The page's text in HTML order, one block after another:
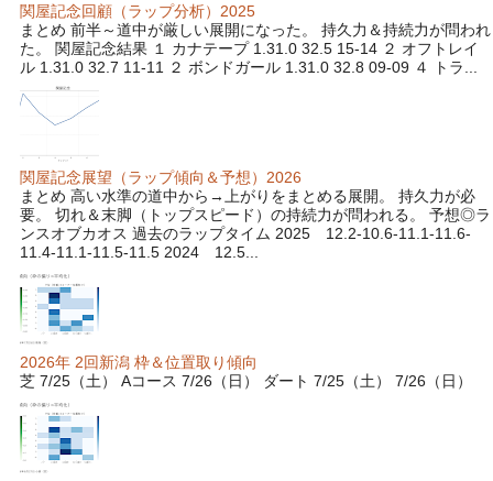
関屋記念回顧（ラップ分析）2025
まとめ 前半～道中が厳しい展開になった。 持久力＆持続力が問われ
た。 関屋記念結果 １ カナテープ 1.31.0 32.5 15-14 ２ オフトレイ
ル 1.31.0 32.7 11-11 ２ ボンドガール 1.31.0 32.8 09-09 ４ トラ...
関屋記念展望（ラップ傾向＆予想）2026
まとめ 高い水準の道中から→上がりをまとめる展開。 持久力が必
要。 切れ＆末脚（トップスピード）の持続力が問われる。 予想◎ラ
ンスオブカオス 過去のラップタイム 2025 12.2-10.6-11.1-11.6-
11.4-11.1-11.5-11.5 2024 12.5...
2026年 2回新潟 枠＆位置取り傾向
芝 7/25（土） Aコース 7/26（日） ダート 7/25（土） 7/26（日）